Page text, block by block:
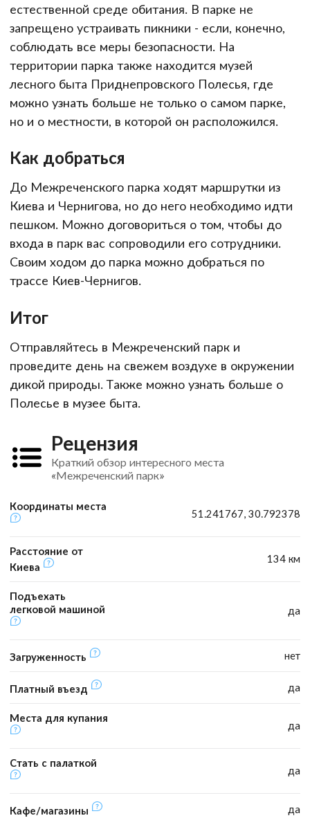
естественной среде обитания. В парке не
запрещено устраивать пикники - если, конечно,
соблюдать все меры безопасности. На
территории парка также находится музей
лесного быта Приднепровского Полесья, где
можно узнать больше не только о самом парке,
но и о местности, в которой он расположился.
Как добраться
До Межреченского парка ходят маршрутки из
Киева и Чернигова, но до него необходимо идти
пешком. Можно договориться о том, чтобы до
входа в парк вас сопроводили его сотрудники.
Своим ходом до парка можно добраться по
трассе Киев-Чернигов.
Итог
Отправляйтесь в Межреченский парк и
проведите день на свежем воздухе в окружении
дикой природы. Также можно узнать больше о
Полесье в музее быта.
Рецензия
Краткий обзор интересного места
«Межреченский парк»
Координаты места
51.241767, 30.792378
Расстояние от
Киева
134 км
Подъехать
легковой машиной
да
Загруженность нет
Платный въезд да
Места для купания
да
Стать с палаткой
да
Кафе/магазины да